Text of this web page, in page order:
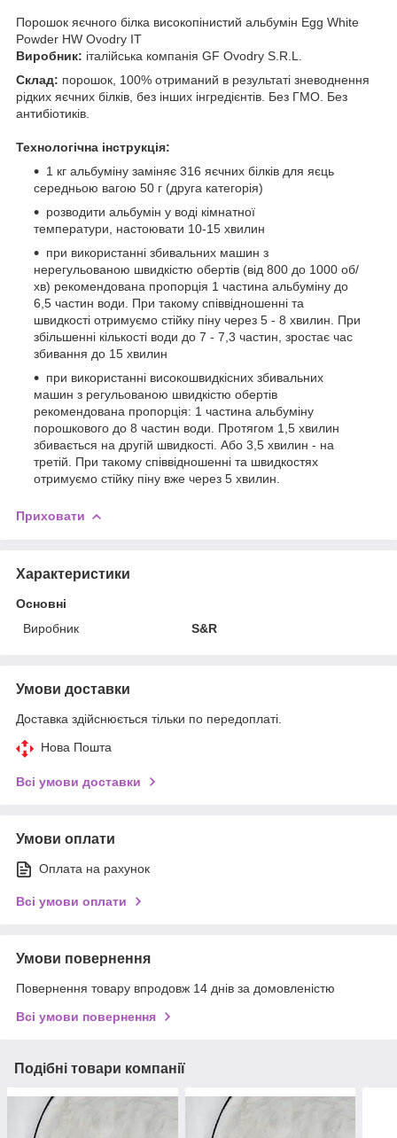
Порошок яєчного білка високопінистий альбумін Egg White
Powder HW Ovodry IT
Виробник: італійська компанія GF Ovodry S.R.L.
Склад: порошок, 100% отриманий в результаті зневоднення
рідких яєчних білків, без інших інгредієнтів. Без ГМО. Без
антибіотиків.
Технологічна інструкція:
1 кг альбуміну заміняє 316 яєчних білків для яєць
середньою вагою 50 г (друга категорія)
розводити альбумін у воді кімнатної
температури, настоювати 10-15 хвилин
при використанні збивальних машин з
нерегульованою швидкістю обертів (від 800 до 1000 об/
хв) рекомендована пропорція 1 частина альбуміну до
6,5 частин води. При такому співвідношенні та
швидкості отримуємо стійку піну через 5 - 8 хвилин. При
збільшенні кількості води до 7 - 7,3 частин, зростає час
збивання до 15 хвилин
при використанні високошвидкісних збивальних
машин з регульованою швидкістю обертів
рекомендована пропорція: 1 частина альбуміну
порошкового до 8 частин води. Протягом 1,5 хвилин
збивається на другій швидкості. Або 3,5 хвилин - на
третій. При такому співвідношенні та швидкостях
отримуємо стійку піну вже через 5 хвилин.
Приховати
Характеристики
Основні
Виробник
S&R
Умови доставки
Доставка здійснюється тільки по передоплаті.
Нова Пошта
Всі умови доставки
Умови оплати
Оплата на рахунок
Всі умови оплати
Умови повернення
Повернення товару впродовж 14 днів за домовленістю
Всі умови повернення
Подібні товари компанії